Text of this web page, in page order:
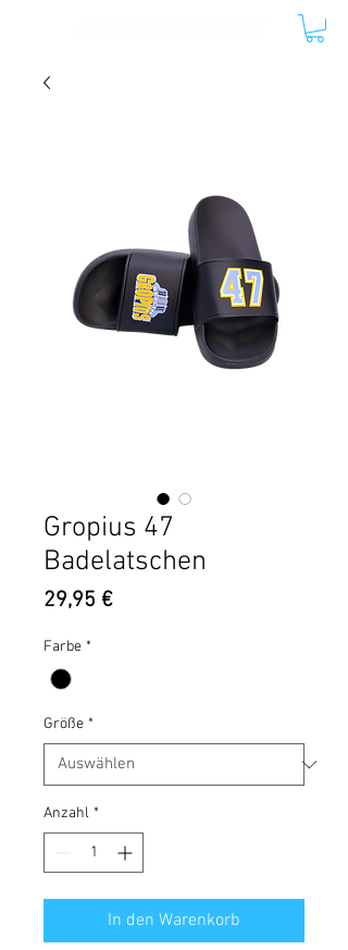
Gropius 47
Badelatschen
29,95 €Preis
Farbe *
Größe *
Anzahl *
In den Warenkorb